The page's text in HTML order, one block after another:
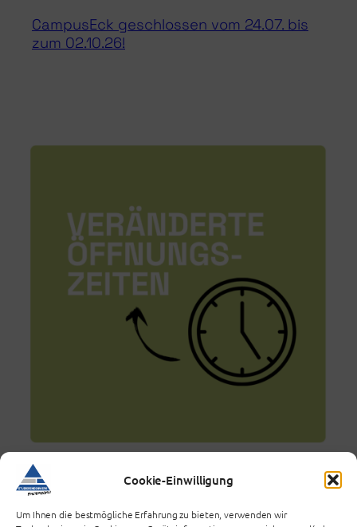
Cookie-Einwilligung
Um Ihnen die bestmögliche Erfahrung zu bieten, verwenden wir
CampusEck geschlossen vom 24.07. bis
zum 02.10.26!
Veränderte Öffnungszeiten vom 27.07. bis